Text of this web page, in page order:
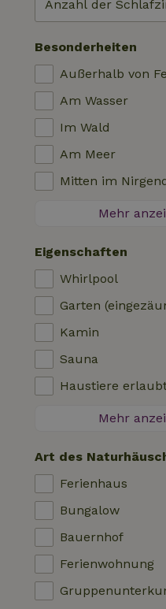
Besonderheiten
Außerhalb von
Am Wasser
Im Wald
Am Meer
Mitten im
Zwischen Feldern
Auf einem Polder
In den Bergen
Abgeschieden
Im Obstgarten
Mehr
Eigenschaften
Whirlpool
Garten
Kamin
Sauna
Haustiere
Feuerwerksfreier
Sofortige
Waschmaschine
Gartenmöbel
Internetzugang
Kühlschrank mit
Mehr
Art des
Ferienhaus
Bungalow
Bauernhof
Ferienwohnung